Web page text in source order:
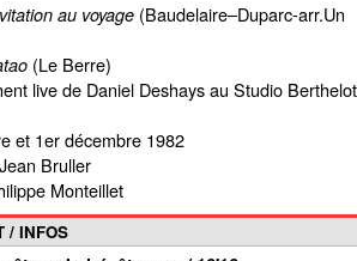
au voyage (Baudelaire–Duparc-arr.Un
(Le Berre)
live de Daniel Deshays au Studio
et 1er décembre 1982
Bruller
Monteillet
/ INFOS